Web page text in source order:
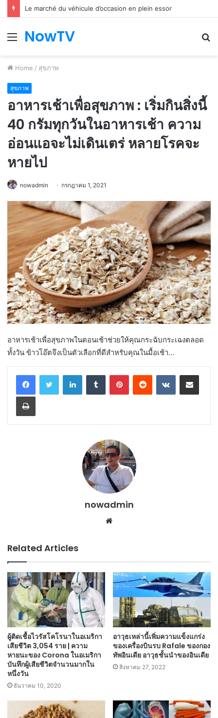
Le marché du véhicule d’occasion en plein essor
Menu
NowTV
Home / สุขภาพ
สุขภาพ
อาหารเช้าเพื่อสุขภาพ : เริ่มกินสิ่งนี้
40 กรัมทุกวันในอาหารเช้า ความ
อ่อนแอจะไม่เดินเตร่ หลายโรคจะ
หายไป
nowadmin กรกฎาคม 1, 2021
อาหารเช้าเพื่อสุขภาพในตอนเช้าช่วยให้คุณกระฉับกระเฉงตลอด
ทั้งวัน ข้าวโอ๊ตจึงเป็นตัวเลือกที่ดีสำหรับคุณในมื้อเช้า…
LinkedInTumblr PinterestReddit VKontakteShare via Email
Print
nowadmin
Website
Related Articles
ผู้ติดเชื้อไวรัสโคโรนาในอเมริกา
เสียชีวิต 3,054 ราย | ความ
หายนะของ Corona ในอเมริกา
บันทึกผู้เสียชีวิตจำนวนมากใน
หนึ่งวัน
ธันวาคม 10, 2020
อาวุธเหล่านี้เพิ่มความแข็งแกร่ง
ของเครื่องบินรบ Rafale ของกอง
ทัพอินเดีย อาวุธชั้นนำของอินเดีย
สิงหาคม 27, 2022